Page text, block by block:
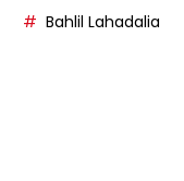
Bahlil Lahadalia